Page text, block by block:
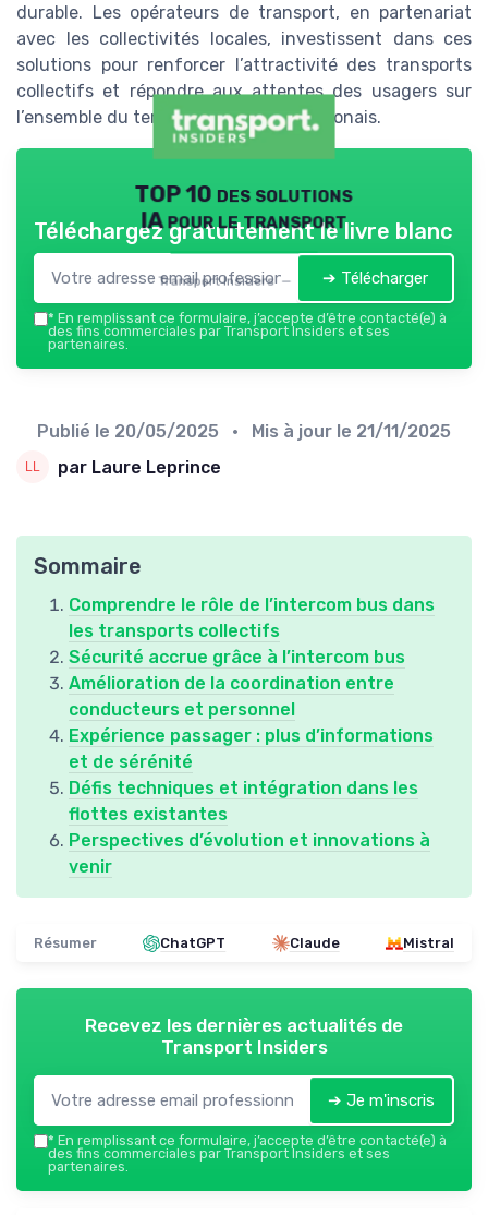
durable. Les opérateurs de transport, en partenariat
avec les collectivités locales, investissent dans ces
solutions pour renforcer l’attractivité des transports
collectifs et répondre aux attentes des usagers sur
l’ensemble du territoire, de Saint à Senonais.
TOP 10 des solutions
IA pour le transport
Transport Insiders — 2026
Téléchargez gratuitement le livre blanc
➔ Télécharger
* En remplissant ce formulaire, j’accepte d’être contacté(e) à
des fins commerciales par Transport Insiders et ses
partenaires.
Publié le 20/05/2025 • Mis à jour le 21/11/2025
par Laure Leprince
Sommaire
Comprendre le rôle de l’intercom bus dans
les transports collectifs
Sécurité accrue grâce à l’intercom bus
Amélioration de la coordination entre
conducteurs et personnel
Expérience passager : plus d’informations
et de sérénité
Défis techniques et intégration dans les
flottes existantes
Perspectives d’évolution et innovations à
venir
Résumer ChatGPT Claude Mistral
Recevez les dernières actualités de
Transport Insiders
➔ Je m'inscris
* En remplissant ce formulaire, j’accepte d’être contacté(e) à
des fins commerciales par Transport Insiders et ses
partenaires.